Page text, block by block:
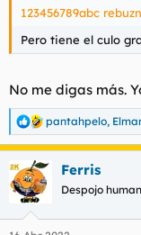
123456789abc
Pero tiene el culo
No me digas más.
R
e
a
c
c
pantahpelo,
Ferris
Despojo